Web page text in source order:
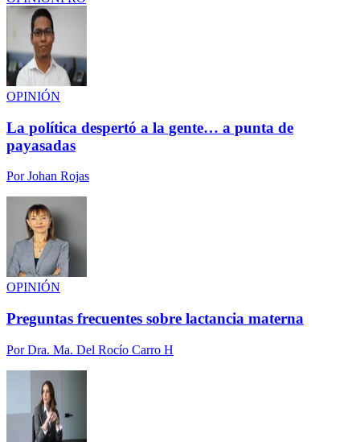
OPINIÓN
La política despertó a la gente… a punta de
payasadas
PorJohan Rojas
OPINIÓN
Preguntas frecuentes sobre lactancia materna
PorDra. Ma. Del Rocío Carro H